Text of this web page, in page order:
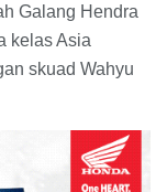
Galang Hendra
kelas Asia
skuad Wahyu